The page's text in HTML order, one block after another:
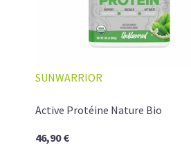
SUNWARRIOR
Active Protéine Nature Bio
46,90 €